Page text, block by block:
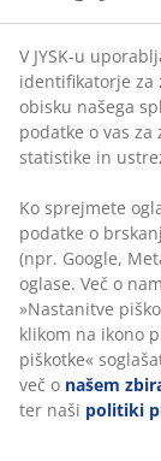
Vračilo brez
katerokoli
Jamstvo
30 dni
Fleksibilne
Hitra in
Trosed iz
oblazinjenjem
masivnega
Inventarna
Navodila za
V JYSK-u
identifikatorje za
obisku našega
podatke o vas
statistike in
Ko sprejmete
podatke o
(npr. Google,
oglase. Več o
»Nastanitve
klikom na ikono
piškotke«
več o našem
ter naši politiki